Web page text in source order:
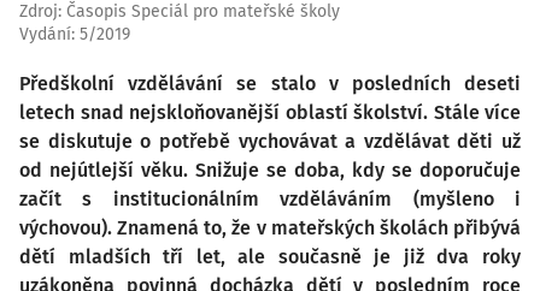
Zdroj: Časopis Speciál pro mateřské školy
Vydání: 5/2019
Předškolní vzdělávání se stalo v posledních deseti
letech snad nejskloňovanější oblastí školství. Stále více
se diskutuje o potřebě vychovávat a vzdělávat děti už
od nejútlejší věku. Snižuje se doba, kdy se doporučuje
začít s institucionálním vzděláváním (myšleno i
výchovou). Znamená to, že v mateřských školách přibývá
dětí mladších tří let, ale současně je již dva roky
uzákoněna povinná docházka dětí v posledním roce